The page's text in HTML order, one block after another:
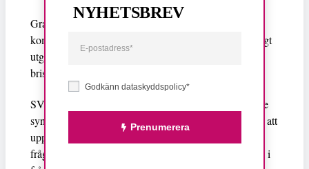
Granskningsnämnden anser att valet av bild i
kombination med ämnespresentationen i övrigt, ensidigt
utgick från att upplopp skulle vara en direkt följd av
bristande integration.
SVT bidrog på så vis till att reproducera en värderande
syn på integration, menar nämnden. Inslaget riskerade att
uppfattas som ett ställningstagande i en kontroversiell
fråga, enligt nämnden som alltså fäller Agendas inslag i
Godkänn dataskyddspolicy*
Prenumerera
NYHETSBREV